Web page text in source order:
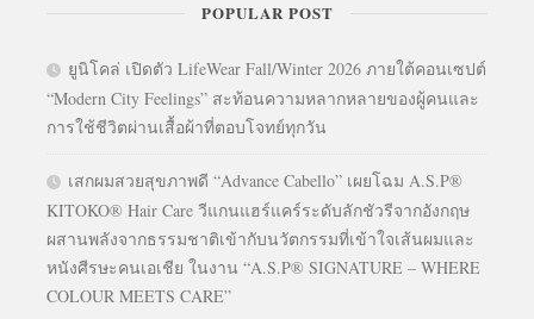
POPULAR POST
ยูนิโคล่ เปิดตัว LifeWear Fall/Winter 2026 ภายใต้คอนเซปต์
“Modern City Feelings” สะท้อนความหลากหลายของผู้คนและ
การใช้ชีวิตผ่านเสื้อผ้าที่ตอบโจทย์ทุกวัน
เสกผมสวยสุขภาพดี “Advance Cabello” เผยโฉม A.S.P®
KITOKO® Hair Care วีแกนแฮร์แคร์ระดับลักชัวรีจากอังกฤษ
ผสานพลังจากธรรมชาติเข้ากับนวัตกรรมที่เข้าใจเส้นผมและ
หนังศีรษะคนเอเชีย ในงาน “A.S.P® SIGNATURE – WHERE
COLOUR MEETS CARE”